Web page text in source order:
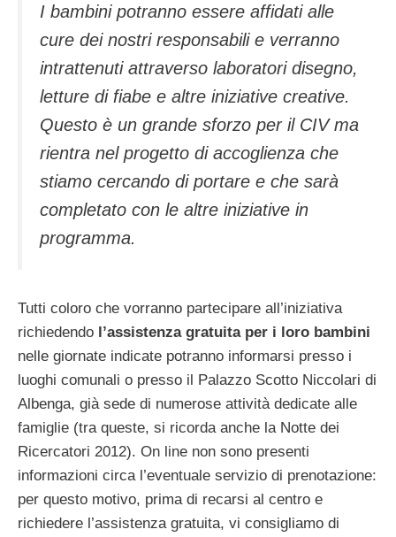
I bambini potranno essere affidati alle
cure dei nostri responsabili e verranno
intrattenuti attraverso laboratori disegno,
letture di fiabe e altre iniziative creative.
Questo è un grande sforzo per il CIV ma
rientra nel progetto di accoglienza che
stiamo cercando di portare e che sarà
completato con le altre iniziative in
programma.
Tutti coloro che vorranno partecipare all’iniziativa
richiedendo l’assistenza gratuita per i loro bambini
nelle giornate indicate potranno informarsi presso i
luoghi comunali o presso il Palazzo Scotto Niccolari di
Albenga, già sede di numerose attività dedicate alle
famiglie (tra queste, si ricorda anche la Notte dei
Ricercatori 2012). On line non sono presenti
informazioni circa l’eventuale servizio di prenotazione:
per questo motivo, prima di recarsi al centro e
richiedere l’assistenza gratuita, vi consigliamo di